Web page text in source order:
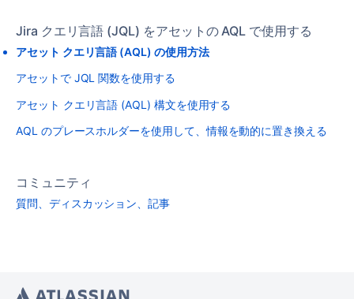
Jira クエリ言語 (JQL) をアセットの AQL で使用する
アセット クエリ言語 (AQL) の使用方法
アセットで JQL 関数を使用する
アセット クエリ言語 (AQL) 構文を使用する
AQL のプレースホルダーを使用して、情報を動的に置き換える
コミュニティ
質問、ディスカッション、記事